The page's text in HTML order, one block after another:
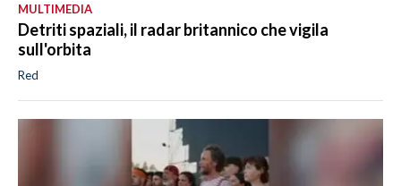
MULTIMEDIA
Detriti spaziali, il radar britannico che vigila
sull'orbita
Red